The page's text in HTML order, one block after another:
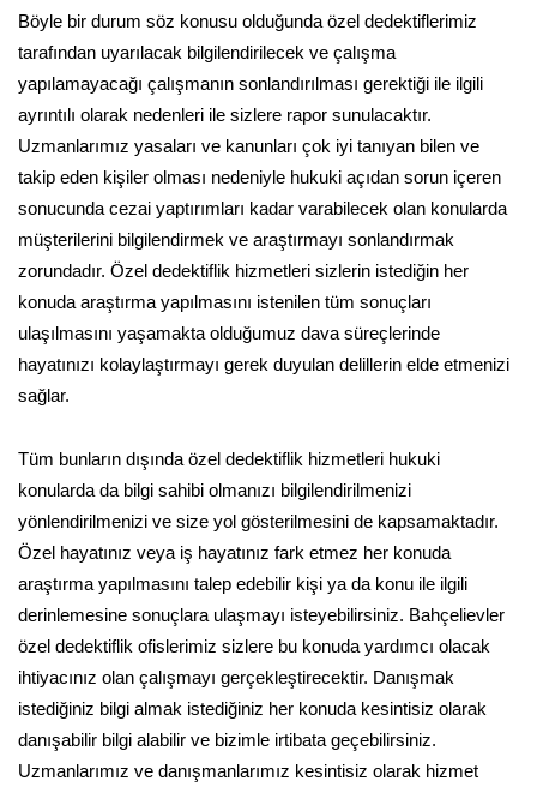
Böyle bir durum söz konusu olduğunda özel dedektiflerimiz
tarafından uyarılacak bilgilendirilecek ve çalışma
yapılamayacağı çalışmanın sonlandırılması gerektiği ile ilgili
ayrıntılı olarak nedenleri ile sizlere rapor sunulacaktır.
Uzmanlarımız yasaları ve kanunları çok iyi tanıyan bilen ve
takip eden kişiler olması nedeniyle hukuki açıdan sorun içeren
sonucunda cezai yaptırımları kadar varabilecek olan konularda
müşterilerini bilgilendirmek ve araştırmayı sonlandırmak
zorundadır. Özel dedektiflik hizmetleri sizlerin istediğin her
konuda araştırma yapılmasını istenilen tüm sonuçları
ulaşılmasını yaşamakta olduğumuz dava süreçlerinde
hayatınızı kolaylaştırmayı gerek duyulan delillerin elde etmenizi
sağlar.
Tüm bunların dışında özel dedektiflik hizmetleri hukuki
konularda da bilgi sahibi olmanızı bilgilendirilmenizi
yönlendirilmenizi ve size yol gösterilmesini de kapsamaktadır.
Özel hayatınız veya iş hayatınız fark etmez her konuda
araştırma yapılmasını talep edebilir kişi ya da konu ile ilgili
derinlemesine sonuçlara ulaşmayı isteyebilirsiniz. Bahçelievler
özel dedektiflik ofislerimiz sizlere bu konuda yardımcı olacak
ihtiyacınız olan çalışmayı gerçekleştirecektir. Danışmak
istediğiniz bilgi almak istediğiniz her konuda kesintisiz olarak
danışabilir bilgi alabilir ve bizimle irtibata geçebilirsiniz.
Uzmanlarımız ve danışmanlarımız kesintisiz olarak hizmet